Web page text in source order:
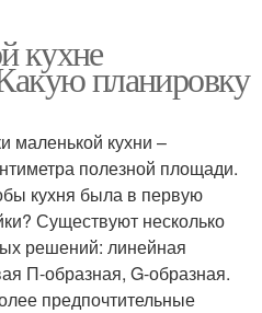
кухне
планировку
маленькой кухни –
полезной площади.
кухня была в первую
Существуют несколько
решений: линейная
П-образная, G-образная.
предпочтительные